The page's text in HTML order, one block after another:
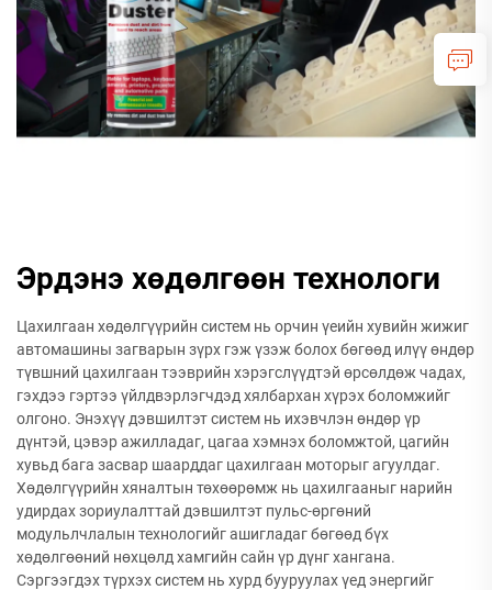
Эрдэнэ хөдөлгөөн технологи
Цахилгаан хөдөлгүүрийн систем нь орчин үеийн хувийн жижиг
автомашины загварын зүрх гэж үзэж болох бөгөөд илүү өндөр
түвшний цахилгаан тээврийн хэрэгслүүдтэй өрсөлдөж чадах,
гэхдээ гэртээ үйлдвэрлэгчдэд хялбархан хүрэх боломжийг
олгоно. Энэхүү дэвшилтэт систем нь ихэвчлэн өндөр үр
дүнтэй, цэвэр ажилладаг, цагаа хэмнэх боломжтой, цагийн
хувьд бага засвар шаарддаг цахилгаан моторыг агуулдаг.
Хөдөлгүүрийн хяналтын төхөөрөмж нь цахилгааныг нарийн
удирдах зориулалттай дэвшилтэт пульс-өргөний
модульлчлалын технологийг ашигладаг бөгөөд бүх
хөдөлгөөний нөхцөлд хамгийн сайн үр дүнг хангана.
Сэргээгдэх түрхэх систем нь хурд бууруулах үед энергийг